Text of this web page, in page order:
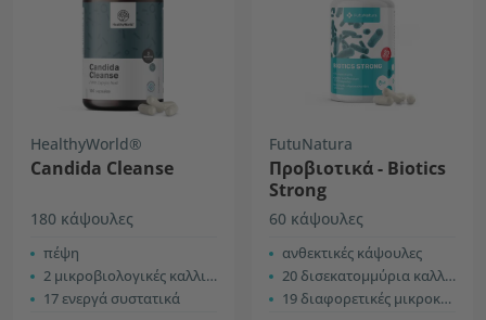
HealthyWorld®
Candida Cleanse
180 κάψουλες
πέψη
2 μικροβιολογικές καλλιέργειες
17 ενεργά συστατικά
FutuNatura
Προβιοτικά - Biotics
Strong
60 κάψουλες
ανθεκτικές κάψουλες
20 δισεκατομμύρια καλλιέργειες σε κάθε κάψουλα
19 διαφορετικές μικροκαλλιέργειες